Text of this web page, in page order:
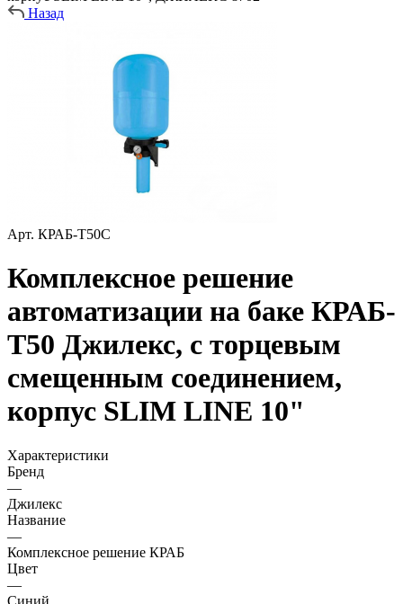
Назад
Арт. КРАБ-Т50С
Комплексное решение
автоматизации на баке КРАБ-
Т50 Джилекс, с торцевым
смещенным соединением,
корпус SLIM LINE 10"
Характеристики
Бренд
—
Джилекс
Название
—
Комплексное решение КРАБ
Цвет
—
Синий